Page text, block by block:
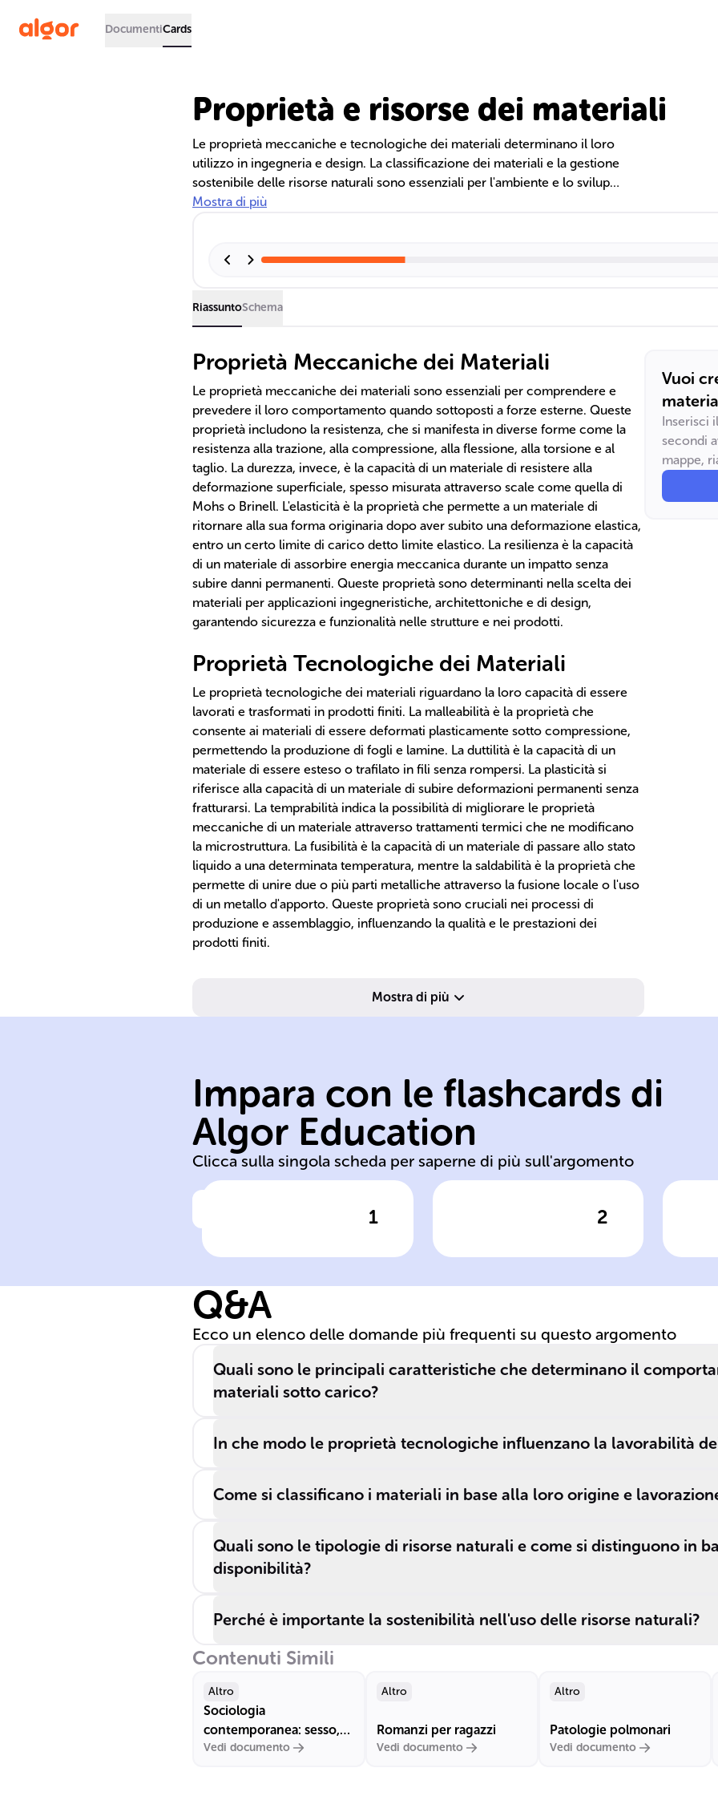
DocumentiCards
Proprietà e risorse dei materiali
Le proprietà meccaniche e tecnologiche dei materiali determinano il loro
utilizzo in ingegneria e design. La classificazione dei materiali e la gestione
sostenibile delle risorse naturali sono essenziali per l'ambiente e lo sviluppo
futuro.
Mostra di più
RiassuntoSchema
Proprietà Meccaniche dei Materiali
Le proprietà meccaniche dei materiali sono essenziali per comprendere e
prevedere il loro comportamento quando sottoposti a forze esterne. Queste
proprietà includono la resistenza, che si manifesta in diverse forme come la
resistenza alla trazione, alla compressione, alla flessione, alla torsione e al
taglio. La durezza, invece, è la capacità di un materiale di resistere alla
deformazione superficiale, spesso misurata attraverso scale come quella di
Mohs o Brinell. L'elasticità è la proprietà che permette a un materiale di
ritornare alla sua forma originaria dopo aver subito una deformazione elastica,
entro un certo limite di carico detto limite elastico. La resilienza è la capacità
di un materiale di assorbire energia meccanica durante un impatto senza
subire danni permanenti. Queste proprietà sono determinanti nella scelta dei
materiali per applicazioni ingegneristiche, architettoniche e di design,
garantendo sicurezza e funzionalità nelle strutture e nei prodotti.
Proprietà Tecnologiche dei Materiali
Le proprietà tecnologiche dei materiali riguardano la loro capacità di essere
lavorati e trasformati in prodotti finiti. La malleabilità è la proprietà che
consente ai materiali di essere deformati plasticamente sotto compressione,
permettendo la produzione di fogli e lamine. La duttilità è la capacità di un
materiale di essere esteso o trafilato in fili senza rompersi. La plasticità si
riferisce alla capacità di un materiale di subire deformazioni permanenti senza
fratturarsi. La temprabilità indica la possibilità di migliorare le proprietà
meccaniche di un materiale attraverso trattamenti termici che ne modificano
la microstruttura. La fusibilità è la capacità di un materiale di passare allo stato
liquido a una determinata temperatura, mentre la saldabilità è la proprietà che
permette di unire due o più parti metalliche attraverso la fusione locale o l'uso
di un metallo d'apporto. Queste proprietà sono cruciali nei processi di
produzione e assemblaggio, influenzando la qualità e le prestazioni dei
prodotti finiti.
Mostra di più
Vuoi
Inserisci
secondi
mappe,
Impara con le flashcards di
Algor Education
Clicca sulla singola scheda per saperne di più sull'argomento
1
trazione
Clicca per vedere la risposta
Capacità di un
materiale di
sopportare
2
Clicca per vedere la risposta
Misura della
resistenza di un
materiale alla
Q&A
Ecco un elenco delle domande più frequenti su questo argomento
Quali sono le principali caratteristiche che determinano il
materiali sotto carico?
In che modo le proprietà tecnologiche influenzano la lavorabilità
Come si classificano i materiali in base alla loro origine e
Quali sono le tipologie di risorse naturali e come si distinguono in
disponibilità?
Perché è importante la sostenibilità nell'uso delle risorse naturali?
Contenuti Simili
Altro
Sociologia
contemporanea: sesso,
genere e sessualità
Vedi documento
Altro
Romanzi per ragazzi
Vedi documento
Altro
Patologie polmonari
Vedi documento